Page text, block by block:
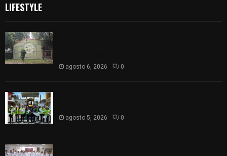
LIFESTYLE
agosto 6, 2026 0
agosto 5, 2026 0